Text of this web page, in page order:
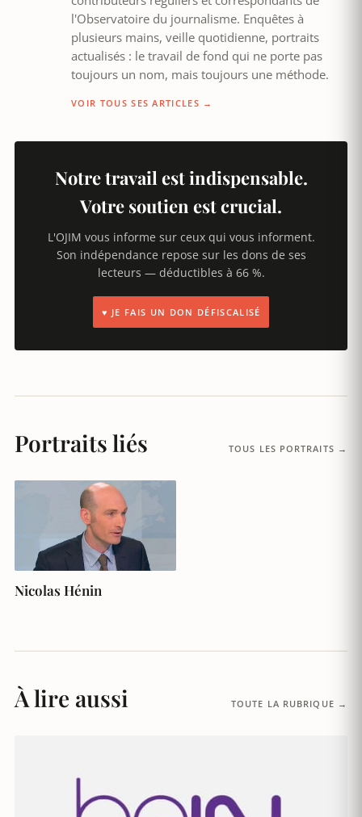
l'Observatoire du journalisme. Enquêtes à
plusieurs mains, veille quotidienne, portraits
actualisés : le travail de fond qui ne porte pas
toujours un nom, mais toujours une méthode.
VOIR TOUS SES ARTICLES →
Notre travail est indispensable.
Votre soutien est crucial.
L'OJIM vous informe sur ceux qui vous informent.
Son indépendance repose sur les dons de ses
lecteurs — déductibles à 66 %.
♥ JE FAIS UN DON DÉFISCALISÉ
Portraits liés TOUS LES PORTRAITS →
Nicolas Hénin
À lire aussi TOUTE LA RUBRIQUE →